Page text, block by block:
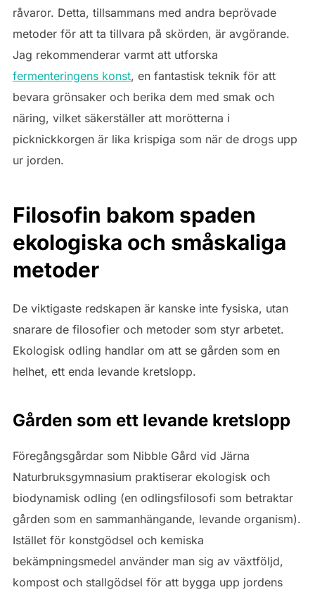
råvaror. Detta, tillsammans med andra beprövade
metoder för att ta tillvara på skörden, är avgörande.
Jag rekommenderar varmt att utforska
fermenteringens konst, en fantastisk teknik för att
bevara grönsaker och berika dem med smak och
näring, vilket säkerställer att morötterna i
picknickkorgen är lika krispiga som när de drogs upp
ur jorden.
Filosofin bakom spaden
ekologiska och småskaliga
metoder
De viktigaste redskapen är kanske inte fysiska, utan
snarare de filosofier och metoder som styr arbetet.
Ekologisk odling handlar om att se gården som en
helhet, ett enda levande kretslopp.
Gården som ett levande kretslopp
Föregångsgårdar som Nibble Gård vid Järna
Naturbruksgymnasium praktiserar ekologisk och
biodynamisk odling (en odlingsfilosofi som betraktar
gården som en sammanhängande, levande organism).
Istället för konstgödsel och kemiska
bekämpningsmedel använder man sig av växtföljd,
kompost och stallgödsel för att bygga upp jordens